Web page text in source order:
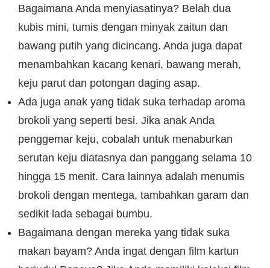
Bagaimana Anda menyiasatinya? Belah dua
kubis mini, tumis dengan minyak zaitun dan
bawang putih yang dicincang. Anda juga dapat
menambahkan kacang kenari, bawang merah,
keju parut dan potongan daging asap.
Ada juga anak yang tidak suka terhadap aroma
brokoli yang seperti besi. Jika anak Anda
penggemar keju, cobalah untuk menaburkan
serutan keju diatasnya dan panggang selama 10
hingga 15 menit. Cara lainnya adalah menumis
brokoli dengan mentega, tambahkan garam dan
sedikit lada sebagai bumbu.
Bagaimana dengan mereka yang tidak suka
makan bayam? Anda ingat dengan film kartun